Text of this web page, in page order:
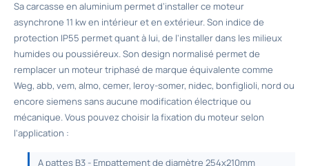
Sa carcasse en aluminium permet d’installer ce moteur
asynchrone 11 kw en intérieur et en extérieur. Son indice de
protection IP55 permet quant à lui, de l'installer dans les milieux
humides ou poussiéreux. Son design normalisé permet de
remplacer un moteur triphasé de marque équivalente comme
Weg, abb, vem, almo, cemer, leroy-somer, nidec, bonfiglioli, nord ou
encore siemens sans aucune modification électrique ou
mécanique. Vous pouvez choisir la fixation du moteur selon
l'application :
A pattes B3 - Empattement de diamètre 254x210mm